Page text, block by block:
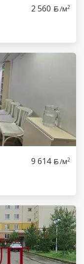
2 560 /м2
9 614 /м2